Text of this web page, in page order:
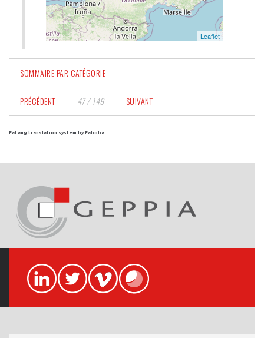
SOMMAIRE PAR CATÉGORIE
PRÉCÉDENT 47 / 149 SUIVANT
FaLang translation system by Faboba